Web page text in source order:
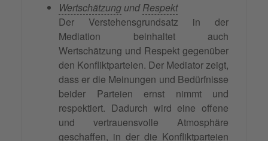
Wertschätzung undRespekt
Der Verstehensgrundsatz in der
Mediation beinhaltet auch
Wertschätzung und Respekt gegenüber
den Konfliktparteien. Der Mediator zeigt,
dass er die Meinungen und Bedürfnisse
beider Parteien ernst nimmt und
respektiert. Dadurch wird eine offene
und vertrauensvolle Atmosphäre
geschaffen, in der die Konfliktparteien